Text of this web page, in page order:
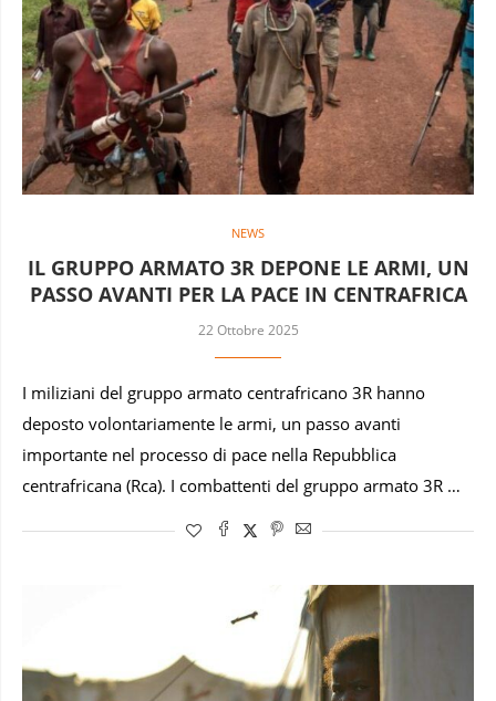
NEWS
IL GRUPPO ARMATO 3R DEPONE LE ARMI, UN
PASSO AVANTI PER LA PACE IN CENTRAFRICA
22 Ottobre 2025
I miliziani del gruppo armato centrafricano 3R hanno
deposto volontariamente le armi, un passo avanti
importante nel processo di pace nella Repubblica
centrafricana (Rca). I combattenti del gruppo armato 3R …